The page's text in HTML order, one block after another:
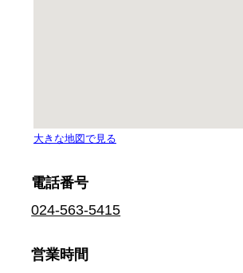
電話番号
024-563-5415
営業時間